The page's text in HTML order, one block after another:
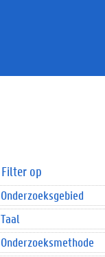
Filter op
Onderzoeksgebied
Taal
Onderzoeksmethode